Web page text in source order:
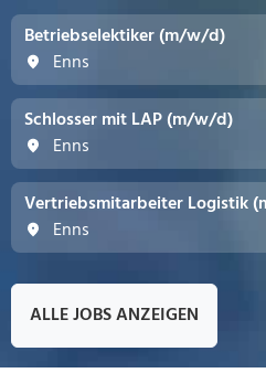
Betriebselektiker (m/w/d)
Enns
Schlosser mit LAP (m/w/d)
Enns
Vertriebsmitarbeiter Logistik
Enns
ALLE JOBS ANZEIGEN